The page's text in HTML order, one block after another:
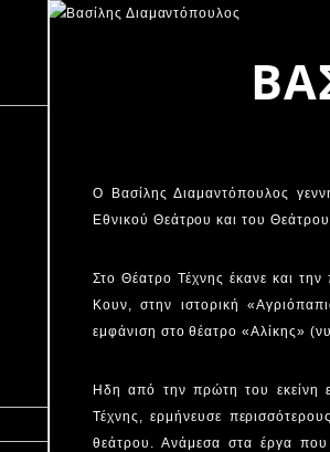
Ο Βασίλης Διαμαντόπουλος
Εθνικού Θεάτρου και του
Στο Θέατρο Τέχνης έκανε και
Κουν, στην ιστορική
εμφάνιση στο θέατρο «Αλίκης»
Ηδη από την πρώτη του εκείνη
Τέχνης, ερμήνευσε
θεάτρου. Ανάμεσα στα έργα που